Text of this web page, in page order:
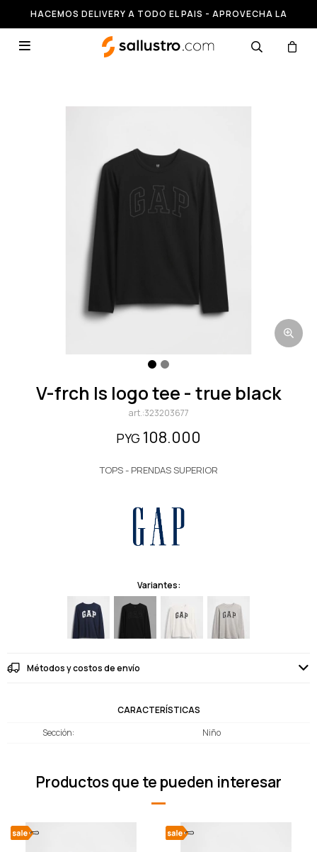
HACEMOS DELIVERY A TODO EL PAIS - APROVECHA LA
RUNNING HASTA 50% OFF

v-frch ls logo tee - true black
323203677
PYG 108.000
TOPS - PRENDAS SUPERIOR
Variantes:
Métodos y costos de envío
CARACTERÍSTICAS
Sección
Niño
Productos que te pueden interesar